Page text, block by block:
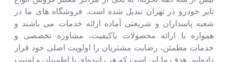
تایر خودرو در تهران تبدیل شده است. فروشگاه های ما در
شعبه پاسداران و شریعتی آماده ارائه خدمات می باشند و
همواره با ارائه محصولات باکیفیت، مشاوره تخصصی و
خدمات مطمئن، رضایت مشتریان را اولویت اصلی خود قرار
داده‌ایم. هدف ما این است که هر راننده‌ای با اطمینان و امنیت